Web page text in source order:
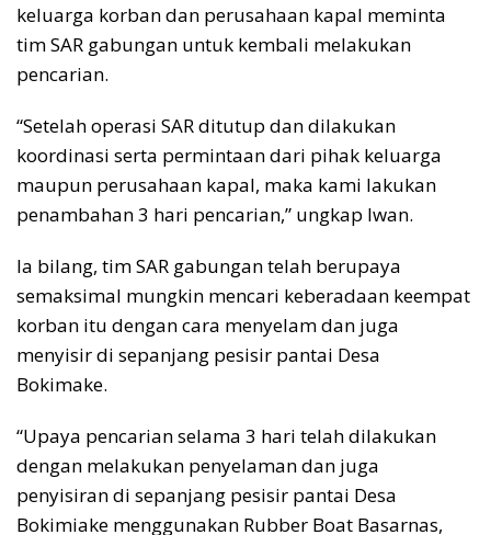
keluarga korban dan perusahaan kapal meminta
tim SAR gabungan untuk kembali melakukan
pencarian.
“Setelah operasi SAR ditutup dan dilakukan
koordinasi serta permintaan dari pihak keluarga
maupun perusahaan kapal, maka kami lakukan
penambahan 3 hari pencarian,” ungkap Iwan.
Ia bilang, tim SAR gabungan telah berupaya
semaksimal mungkin mencari keberadaan keempat
korban itu dengan cara menyelam dan juga
menyisir di sepanjang pesisir pantai Desa
Bokimake.
“Upaya pencarian selama 3 hari telah dilakukan
dengan melakukan penyelaman dan juga
penyisiran di sepanjang pesisir pantai Desa
Bokimiake menggunakan Rubber Boat Basarnas,